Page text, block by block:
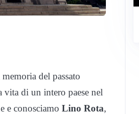
del passato
di un intero paese nel
e conosciamo Lino Rota,